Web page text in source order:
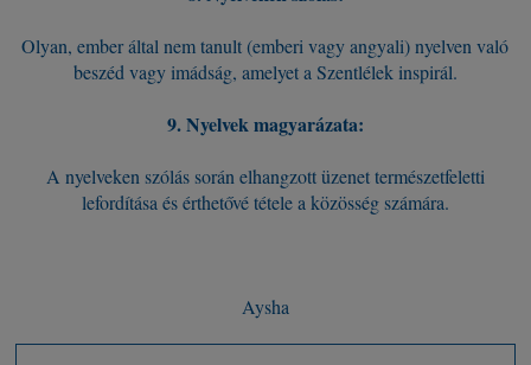
Olyan, ember által nem tanult (emberi vagy angyali) nyelven való
beszéd vagy imádság, amelyet a Szentlélek inspirál.
9. Nyelvek magyarázata:
A nyelveken szólás során elhangzott üzenet természetfeletti
lefordítása és érthetővé tétele a közösség számára.
Aysha